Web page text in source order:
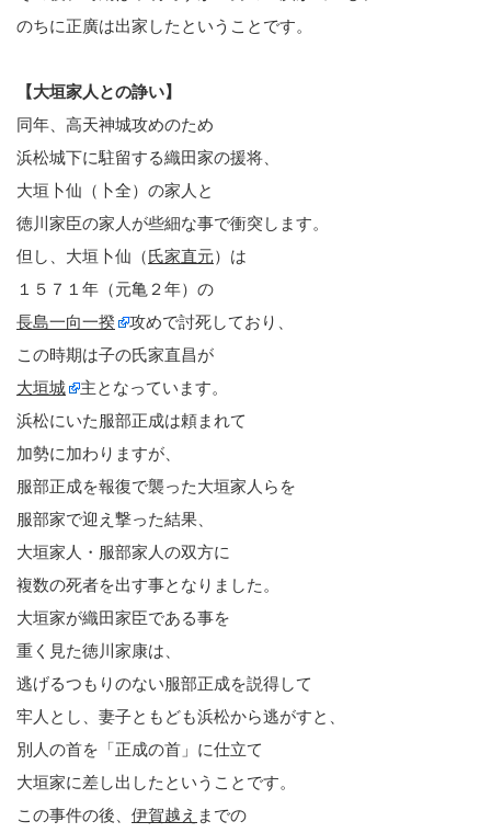
のちに正廣は出家したということです。
【大垣家人との諍い】
同年、高天神城攻めのため
浜松城下に駐留する織田家の援将、
大垣卜仙（卜全）の家人と
徳川家臣の家人が些細な事で衝突します。
但し、大垣卜仙（氏家直元）は
１５７１年（元亀２年）の
長島一向一揆
攻めで討死しており、
この時期は子の氏家直昌が
大垣城
主となっています。
浜松にいた服部正成は頼まれて
加勢に加わりますが、
服部正成を報復で襲った大垣家人らを
服部家で迎え撃った結果、
大垣家人・服部家人の双方に
複数の死者を出す事となりました。
大垣家が織田家臣である事を
重く見た徳川家康は、
逃げるつもりのない服部正成を説得して
牢人とし、妻子ともども浜松から逃がすと、
別人の首を「正成の首」に仕立て
大垣家に差し出したということです。
この事件の後、 伊賀越え までの